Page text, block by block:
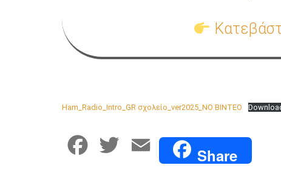
Ham_Radio_Intro_GR σχολείο_ver2025_NO BINTEO
E Share